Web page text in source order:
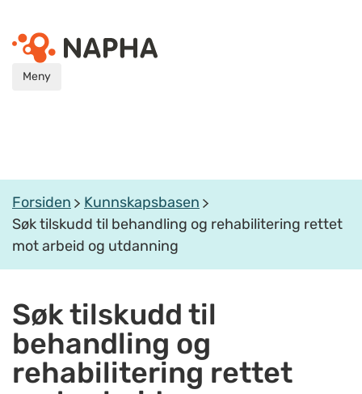
Meny
Forsiden
Kunnskapsbasen
Søk tilskudd til behandling og rehabilitering rettet
mot arbeid og utdanning
Søk tilskudd til
behandling og
rehabilitering rettet